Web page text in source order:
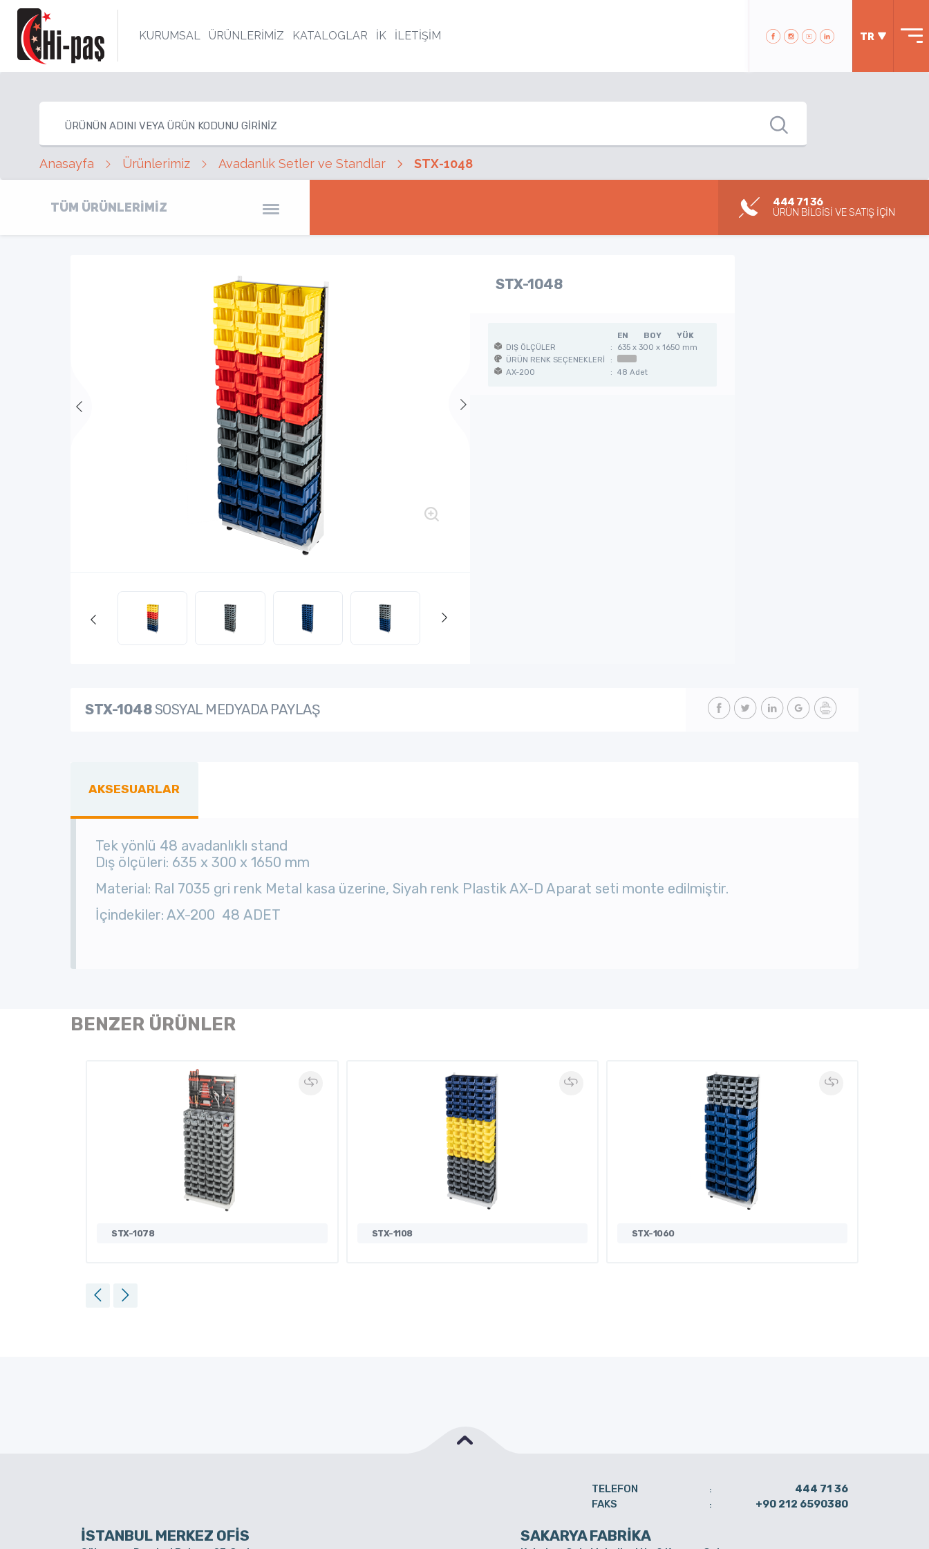
KURUMSAL ÜRÜNLERİMİZ KATALOGLAR İK İLETİŞİM TR
Anasayfa Ürünlerimiz Avadanlık Setler ve Standlar STX-1048
TÜM ÜRÜNLERİMİZ
444 71 36
ÜRÜN BİLGİSİ VE SATIŞ İÇİN
STX-1048
EN BOY
YÜK
DIŞ ÖLÇÜLER
:
635 x 300 x 1650 mm
ÜRÜN RENK SEÇENEKLERİ
:
AX-200
: 48 Adet
STX-1048SOSYAL MEDYADA PAYLAŞ
AKSESUARLAR
Tek yönlü 48 avadanlıklı stand
Dış ölçüleri: 635 x 300 x 1650 mm
Material: Ral 7035 gri renk Metal kasa üzerine, Siyah renk Plastik AX-D Aparat seti monte edilmiştir.
İçindekiler: AX-200 48 ADET
BENZER ÜRÜNLER
STX-1078 STX-1108 STX-1060
İSTANBUL MERKEZ OFİS SAKARYA FABRİKA
TELEFON :
444 71 36
FAKS
: +90 212 6590380